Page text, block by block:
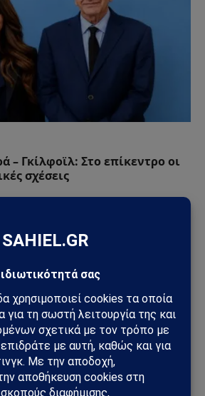
– Γκίλφοϊλ: Στο επίκεντρο οι
σχέσεις